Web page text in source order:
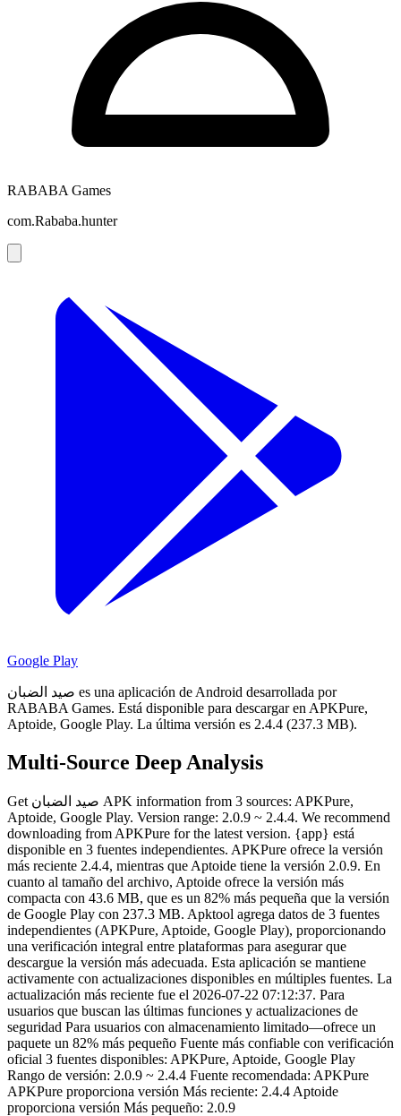
RABABA Games
com.Rababa.hunter
Google Play
صيد الضبان es una aplicación de Android desarrollada por
RABABA Games. Está disponible para descargar en APKPure,
Aptoide, Google Play. La última versión es 2.4.4 (237.3 MB).
Multi-Source Deep Analysis
Get صيد الضبان APK information from 3 sources: APKPure,
Aptoide, Google Play. Version range: 2.0.9 ~ 2.4.4. We recommend
downloading from APKPure for the latest version. {app} está
disponible en 3 fuentes independientes. APKPure ofrece la versión
más reciente 2.4.4, mientras que Aptoide tiene la versión 2.0.9. En
cuanto al tamaño del archivo, Aptoide ofrece la versión más
compacta con 43.6 MB, que es un 82% más pequeña que la versión
de Google Play con 237.3 MB. Apktool agrega datos de 3 fuentes
independientes (APKPure, Aptoide, Google Play), proporcionando
una verificación integral entre plataformas para asegurar que
descargue la versión más adecuada. Esta aplicación se mantiene
activamente con actualizaciones disponibles en múltiples fuentes. La
actualización más reciente fue el 2026-07-22 07:12:37. Para
usuarios que buscan las últimas funciones y actualizaciones de
seguridad Para usuarios con almacenamiento limitado—ofrece un
paquete un 82% más pequeño Fuente más confiable con verificación
oficial 3 fuentes disponibles: APKPure, Aptoide, Google Play
Rango de versión: 2.0.9 ~ 2.4.4 Fuente recomendada: APKPure
APKPure proporciona versión Más reciente: 2.4.4 Aptoide
proporciona versión Más pequeño: 2.0.9